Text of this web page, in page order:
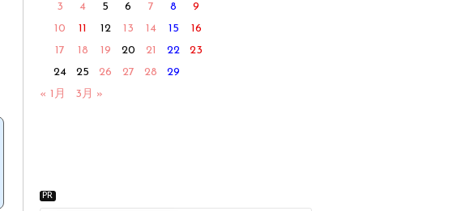
3
4 5 6 7 8
9
10
11 12 13 14 15
16
17
18 19 20 21 22
23
24
25 26 27 28
29
« 1月
3月 »
PR